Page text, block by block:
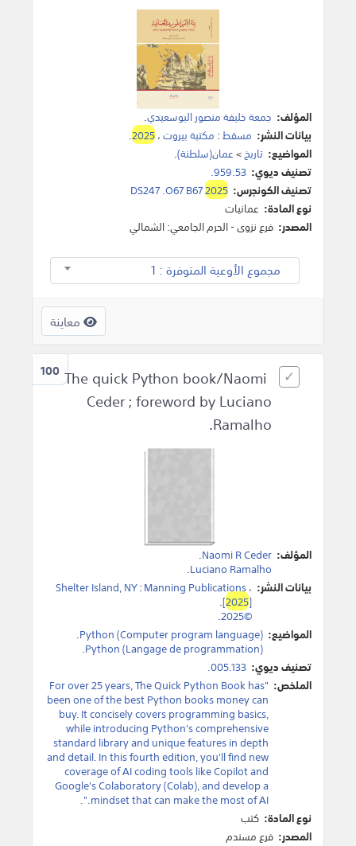
المؤلف: جمعة خليفة منصور البوسعيدي.
بيانات النشر: مسقط: مكتبة بيروت،2025
.
المواضيع: تاريخ>عمان(سلطنة).
تصنيف ديوي: 959.53.
تصنيف الكونجرس:
DS247 .O67 B672025
نوع المادة: عمانيات
المصدر: فرع نزوى - الحرم الجامعي: الشمالي
مجموع الأوعية المتوفرة : 1
معاينة
100 The quick Python book/Naomi
Ceder ; foreword by Luciano
Ramalho.
المؤلف: Naomi R Ceder
.
Luciano Ramalho
.
بيانات النشر:
Shelter Island, NY:Manning Publications،
[2025]
.
©2025
.
المواضيع: Python (Computer program language)
.
Python (Langage de programmation)
.
تصنيف ديوي: 005.133.
الملخص: "For over 25 years, The Quick Python Book has
been one of the best Python books money can
buy. It concisely covers programming basics,
while introducing Python's comprehensive
standard library and unique features in depth
and detail. In this fourth edition, you'll find new
coverage of AI coding tools like Copilot and
Google's Colaboratory (Colab), and develop a
mindset that can make the most of AI.".
نوع المادة: كتب
المصدر: فرع مسندم